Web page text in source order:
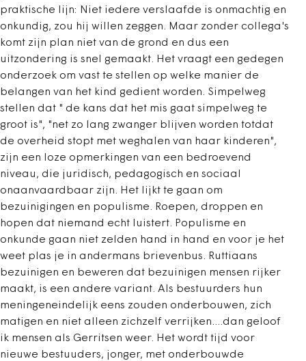
praktische lijn: Niet iedere verslaafde is onmachtig en
onkundig, zou hij willen zeggen. Maar zonder collega's
komt zijn plan niet van de grond en dus een
uitzondering is snel gemaakt. Het vraagt een gedegen
onderzoek om vast te stellen op welke manier de
belangen van het kind gedient worden. Simpelweg
stellen dat " de kans dat het mis gaat simpelweg te
groot is", "net zo lang zwanger blijven worden totdat
de overheid stopt met weghalen van haar kinderen",
zijn een loze opmerkingen van een bedroevend
niveau, die juridisch, pedagogisch en sociaal
onaanvaardbaar zijn. Het lijkt te gaan om
bezuinigingen en populisme. Roepen, droppen en
hopen dat niemand echt luistert. Populisme en
onkunde gaan niet zelden hand in hand en voor je het
weet plas je in andermans brievenbus. Ruttiaans
bezuinigen en beweren dat bezuinigen mensen rijker
maakt, is een andere variant. Als bestuurders hun
meningeneindelijk eens zouden onderbouwen, zich
matigen en niet alleen zichzelf verrijken....dan geloof
ik mensen als Gerritsen weer. Het wordt tijd voor
nieuwe bestuuders, jonger, met onderbouwde